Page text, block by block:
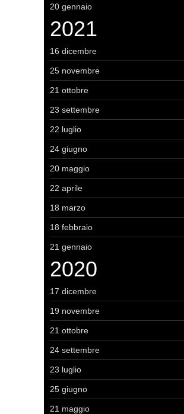
20 gennaio
2021
16 dicembre
25 novembre
21 ottobre
23 settembre
22 luglio
24 giugno
20 maggio
22 aprile
18 marzo
18 febbraio
21 gennaio
2020
17 dicembre
19 novembre
21 ottobre
24 settembre
23 luglio
25 giugno
21 maggio